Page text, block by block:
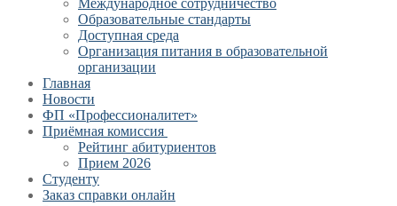
Образовательные стандарты
Доступная среда
Организация питания в образовательной
организации
Главная
Новости
ФП «Профессионалитет»
Приёмная комиссия
Рейтинг абитуриентов
Прием 2026
Студенту
Заказ справки онлайн